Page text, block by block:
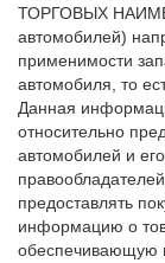
ТОРГОВЫХ
автомобилей)
применимости
автомобиля, то
Данная
относительно
автомобилей и
предоставлять
информацию о
обеспечивающую